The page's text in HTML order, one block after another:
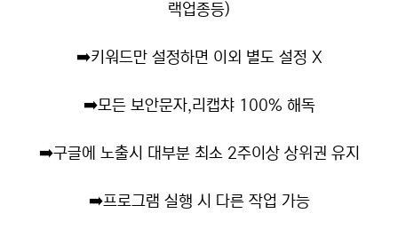
랙업종등)
➡️키워드만 설정하면 이외 별도 설정 X
➡️모든 보안문자,리캡챠 100% 해독
➡️구글에 노출시 대부분 최소 2주이상 상위권 유지
➡️프로그램 실행 시 다른 작업 가능